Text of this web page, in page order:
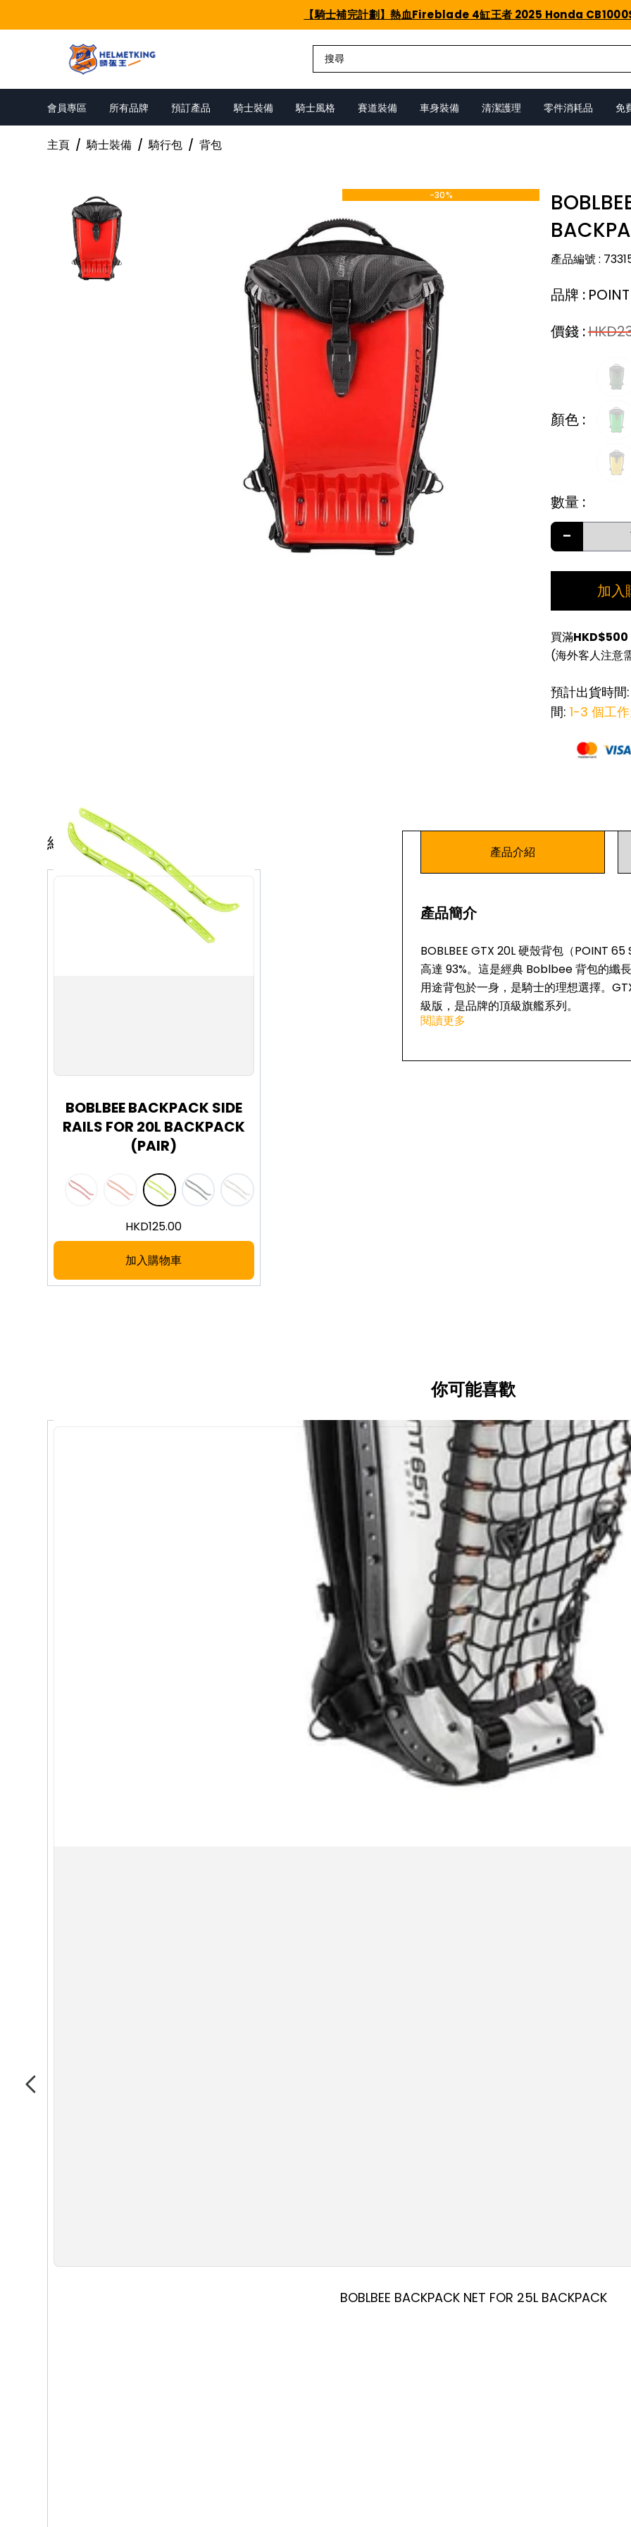
【騎士補完計劃】熱血Fireblade 4缸王者 2025 Honda
會員專區 所有品牌 預訂產品 騎士裝備 騎士風格 賽道裝備 車身裝備 清潔護理 零件消耗品 免
主頁 / 騎士裝備 / 騎行包 / 背包
-30%
產品編號:
品牌 :
價錢 :HKD
顏色 :
數量 :
-
加入
買滿HKD$500
(海外客人注意
預計出貨時
間: 1-3 個工
經常一起購買
BOBLBEE BACKPACK SIDE
RAILS FOR 20L BACKPACK
(PAIR)
HKD125.00
加入購物車
產品介紹
產品簡介
BOBLBEE GTX 20L 硬殼背包（POINT
高達 93%。這是經典 Boblbee 背包的纖
用途背包於一身，是騎士的理想選擇。
級版，是品牌的頂級旗艦系列。
English
The BOBLBEE GTX 20L hardshell
line spine and gear protection with
compact version of the iconic
great attention to detail. The GTX-
Delite Aero) and is the top-of-the-line
Speed Class Level 2 back
transfer
Hardshell design with reflective
lock
Laptop/hydration
Ergonomic waist support,
attachments
Detachable phone pocket and
Meets IATA luggage norms;
incl.)
Volume 15-20L; size 53 x 32 x 19
圖片及介紹只供參考，一切以實物為實。
Images and descriptions are for
Please feel free to contact our staff.
閱讀更多
你可能喜歡
BOBLBEE BACKPACK NET FOR 25L BACKPACK